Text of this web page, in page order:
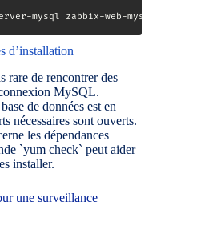
mysql zabbix-web-mysql zabbix-
d’installation
rare de rencontrer des
MySQL.
de données est en
nécessaires sont ouverts.
les dépendances
`yum check` peut aider
installer.
une surveillance